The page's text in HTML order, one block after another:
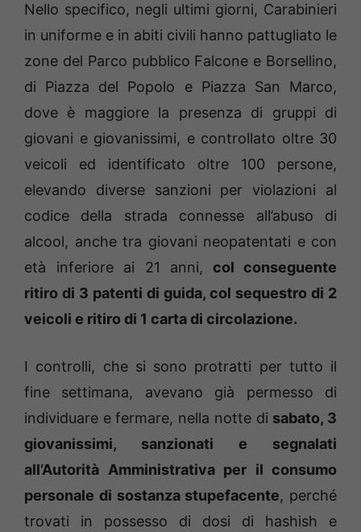
Nello specifico, negli ultimi giorni, Carabinieri
in uniforme e in abiti civili hanno pattugliato le
zone del Parco pubblico Falcone e Borsellino,
di Piazza del Popolo e Piazza San Marco,
dove è maggiore la presenza di gruppi di
giovani e giovanissimi, e controllato oltre 30
veicoli ed identificato oltre 100 persone,
elevando diverse sanzioni per violazioni al
codice della strada connesse all’abuso di
alcool, anche tra giovani neopatentati e con
età inferiore ai 21 anni, col conseguente
ritiro di 3 patenti di guida, col sequestro di 2
veicoli e ritiro di 1 carta di circolazione.
I controlli, che si sono protratti per tutto il
fine settimana, avevano già permesso di
individuare e fermare, nella notte di sabato, 3
giovanissimi, sanzionati e segnalati
all’Autorità Amministrativa per il consumo
personale di sostanza stupefacente, perché
trovati in possesso di dosi di hashish e